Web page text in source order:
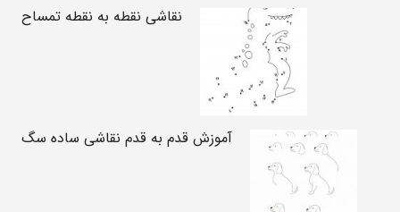
نقاشی نقطه به نقطه تمساح
آموزش قدم به قدم نقاشی ساده سگ